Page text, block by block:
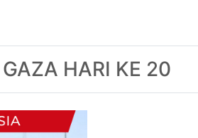
HARI KE 20